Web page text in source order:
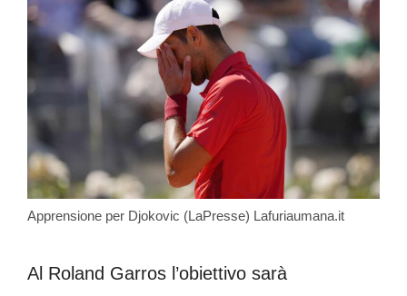
Apprensione per Djokovic (LaPresse) Lafuriaumana.it
Al Roland Garros l’obiettivo sarà